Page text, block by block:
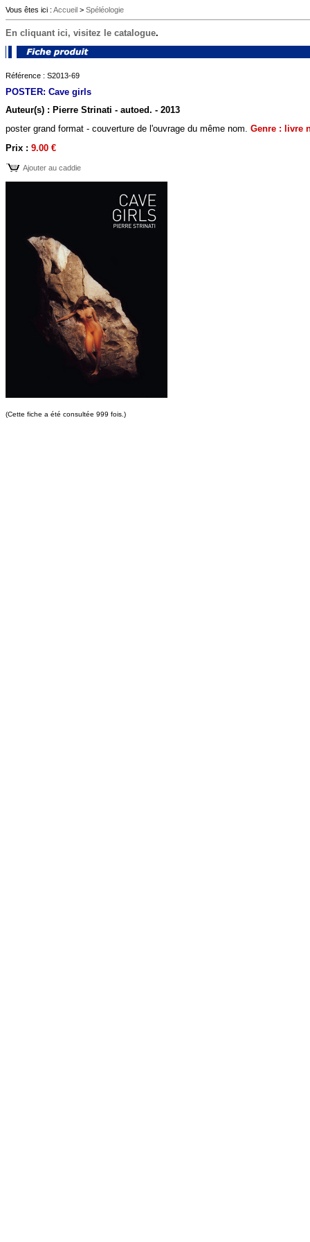
Vous êtes ici : Accueil > Spéléologie
En cliquant ici, visitez le catalogue.
Référence : S2013-69
POSTER: Cave girls
Auteur(s) : Pierre Strinati - autoed. - 2013
poster grand format - couverture de l'ouvrage du même nom. Genre : livre
Prix : 9.00 €
Ajouter au caddie
(Cette fiche a été consultée 999 fois.)